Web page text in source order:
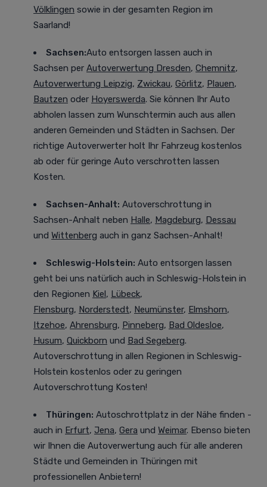
Völklingen sowie in der gesamten Region im
Saarland!
Sachsen:Auto entsorgen lassen auch in
Sachsen per Autoverwertung Dresden, Chemnitz,
Autoverwertung Leipzig, Zwickau, Görlitz, Plauen,
Bautzen oder Hoyerswerda. Sie können Ihr Auto
abholen lassen zum Wunschtermin auch aus allen
anderen Gemeinden und Städten in Sachsen. Der
richtige Autoverwerter holt Ihr Fahrzeug kostenlos
ab oder für geringe Auto verschrotten lassen
Kosten.
Sachsen-Anhalt: Autoverschrottung in
Sachsen-Anhalt neben Halle, Magdeburg, Dessau
und Wittenberg auch in ganz Sachsen-Anhalt!
Schleswig-Holstein: Auto entsorgen lassen
geht bei uns natürlich auch in Schleswig-Holstein in
den Regionen Kiel, Lübeck,
Flensburg, Norderstedt, Neumünster, Elmshorn,
Itzehoe, Ahrensburg, Pinneberg, Bad Oldesloe,
Husum, Quickborn und Bad Segeberg.
Autoverschrottung in allen Regionen in Schleswig-
Holstein kostenlos oder zu geringen
Autoverschrottung Kosten!
Thüringen: Autoschrottplatz in der Nähe finden -
auch in Erfurt, Jena, Gera und Weimar. Ebenso bieten
wir Ihnen die Autoverwertung auch für alle anderen
Städte und Gemeinden in Thüringen mit
professionellen Anbietern!